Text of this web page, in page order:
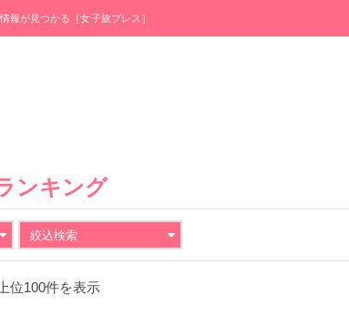
報が見つかる［女子旅プレス］
ンキング
絞込検索
位100件を表示